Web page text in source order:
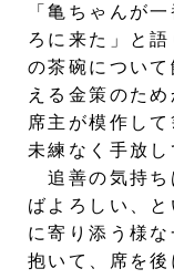
「亀ちゃんが
ろに来た」と
の茶碗につい
える金策のた
席主が模作し
未練なく手放し
追善の気持ち
ばよろしい、
に寄り添う様
抱いて、席を後